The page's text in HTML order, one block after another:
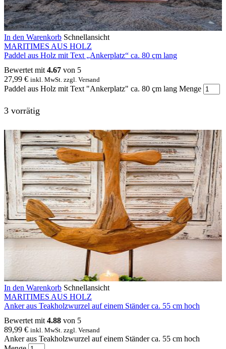
In den Warenkorb Schnellansicht
MARITIMES AUS HOLZ
Paddel aus Holz mit Text „Ankerplatz“ ca. 80 çm lang
Bewertet mit 4.67 von 5
27,99 € inkl. MwSt. zzgl. Versand
Paddel aus Holz mit Text "Ankerplatz" ca. 80 çm lang Menge
3 vorrätig
In den Warenkorb Schnellansicht
MARITIMES AUS HOLZ
Anker aus Teakholzwurzel auf einem Ständer ca. 55 cm hoch
Bewertet mit 4.88 von 5
89,99 € inkl. MwSt. zzgl. Versand
Anker aus Teakholzwurzel auf einem Ständer ca. 55 cm hoch